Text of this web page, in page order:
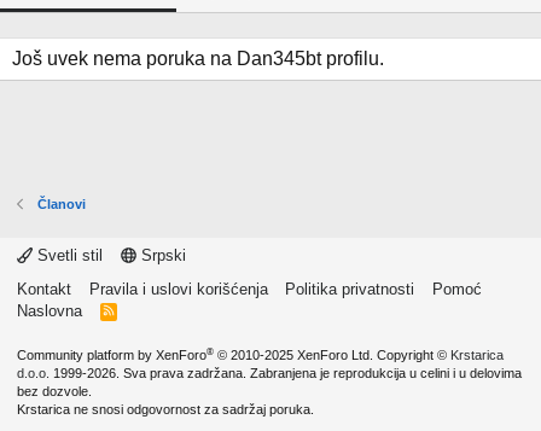
Još uvek nema poruka na Dan345bt profilu.
Članovi
Svetli stil
Srpski
Kontakt
Pravila i uslovi korišćenja Politika privatnosti
Pomoć
Naslovna
R
Community platform by XenForo® © 2010-2025 XenForo Ltd. Copyright © Krstarica
d.o.o. 1999-2026. Sva prava zadržana. Zabranjena je reprodukcija u celini i u delovima
bez dozvole.
Krstarica ne snosi odgovornost za sadržaj poruka.